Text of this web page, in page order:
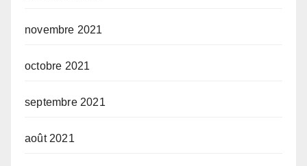
novembre 2021
octobre 2021
septembre 2021
août 2021